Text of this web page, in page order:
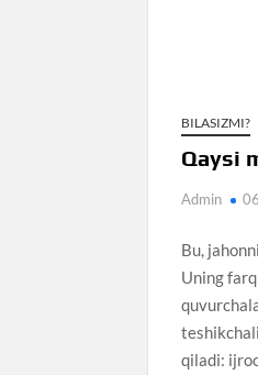
BILASIZMI?
Qaysi
Admin
Bu,
Uning
qiladi: